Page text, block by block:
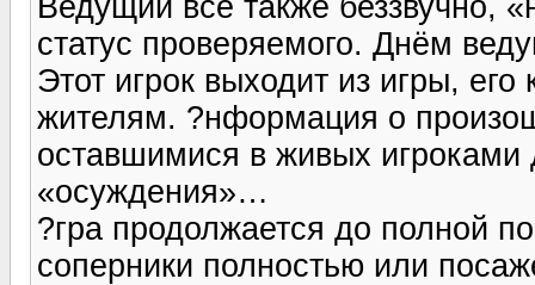
статус проверяемого. Днём
Этот игрок выходит из игры,
жителям. ?нформация о
оставшимися в живых игроками
«осуждения»…
?гра продолжается до полной
соперники полностью или